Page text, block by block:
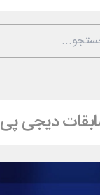
دیجی پی